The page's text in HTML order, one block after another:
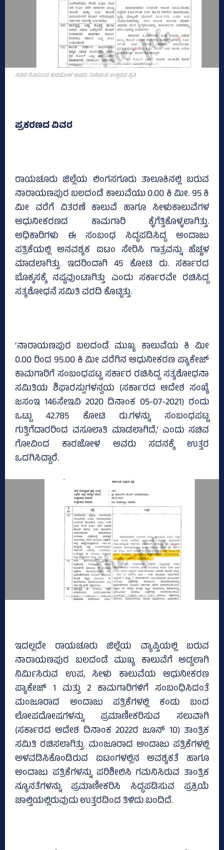
ಸಚಿವ ಗೋವಿಂದ ಕಾರಜೋಳ ಅವರು ನೀಡಿರುವ ಉತ್ತರದ ಪ್ರತಿ
ಪ್ರಕರಣದ ವಿವರ
ರಾಯಚೂರು ಜಿಲ್ಲೆಯ ಲಿಂಗಸಗೂರು ತಾಲೂಕಿನಲ್ಲಿ ಬರುವ
ನಾರಾಯಣಪುರ ಬಲದಂಡೆ ಕಾಲುವೆಯು 0.00 ಕಿ ಮೀ. 95 ಕಿ
ಮೀ ವರೆಗೆ ವಿತರಣೆ ಕಾಲುವೆ ಹಾಗೂ ಸೀಳುಕಾಲುವೆಗಳ
ಆಧುನೀಕರಣದ ಕಾಮಗಾರಿ ಕೈಗೆತ್ತಿಕೊಳ್ಳಲಾಗಿತ್ತು.
ಅಧಿಕಾರಿಗಳು ಈ ಸಂಬಂಧ ಸಿದ್ಧಪಡಿಸಿದ್ದ ಅಂದಾಜು
ಪತ್ರಿಕೆಯಲ್ಲಿ ಅನವಶ್ಯಕ ಐಟಂ ಸೇರಿಸಿ ಗಾತ್ರವನ್ನು ಹೆಚ್ಚಳ
ಮಾಡಲಾಗಿತ್ತು. ಇದರಿಂದಾಗಿ 45 ಕೋಟಿ ರು. ಸರ್ಕಾರದ
ಬೊಕ್ಕಸಕ್ಕೆ ನಷ್ಟವುಂಟಾಗಿತ್ತು ಎಂದು ಸರ್ಕಾರವೇ ರಚಿಸಿದ್ದ
ಸತ್ಯಶೋಧನೆ ಸಮಿತಿ ವರದಿ ಕೊಟ್ಟಿತ್ತು.
‘ನಾರಾಯಣಪುರ ಬಲದಂಡೆ ಮುಖ್ಯ ಕಾಲುವೆಯ ಕಿ ಮೀ
0.00 ರಿಂದ 95.00 ಕಿ ಮೀ ವರೆಗಿನ ಆಧುನೀಕರಣ ಪ್ಯಾಕೇಜ್‌
ಕಾಮಗಾರಿಗೆ ಸಂಬಂಧಪಟ್ಟ ಸರ್ಕಾರ ರಚಿಸಿದ್ದ ಸತ್ಯಶೋಧನಾ
ಸಮಿತಿಯ ಶಿಫಾರಸ್ಸುಗಳನ್ವಯ (ಸರ್ಕಾರದ ಆದೇಶ ಸಂಖ್ಯೆ
ಜಸಂಇ 146ಸೇಇವಿ 2020 ದಿನಾಂಕ 05-07-2021) ರಂದು
ಒಟ್ಟು 42.785 ಕೋಟಿ ರು.ಗಳನ್ನು ಸಂಬಂಧಪಟ್ಟ
ಗುತ್ತಿಗೆದಾರರಿಂದ ವಸೂಲಾತಿ ಮಾಡಲಾಗಿದೆ,’ ಎಂದು ಸಚಿವ
ಗೋವಿಂದ ಕಾರಜೋಳ ಅವರು ಸದನಕ್ಕೆ ಉತ್ತರ
ಒದಗಿಸಿದ್ದಾರೆ.
ಇದಲ್ಲದೇ ರಾಯಚೂರು ಜಿಲ್ಲೆಯ ವ್ಯಾಪ್ತಿಯಲ್ಲಿ ಬರುವ
ನಾರಾಯಣಪುರ ಬಲದಂಡೆ ಮುಖ್ಯ ಕಾಲುವೆಗೆ ಅಡ್ಡಲಾಗಿ
ನಿರ್ಮಿಸಿರುವ ಉಪ, ಸೀಳು ಕಾಲುವೆಯ ಆಧುನೀಕರಣ
ಪ್ಯಾಕೇಜ್‌ 1 ಮತ್ತು 2 ಕಾಮಗಾರಿಗಳಿಗೆ ಸಂಬಂಧಿಸಿದಂತೆ
ಮಂಜೂರಾದ ಅಂದಾಜು ಪತ್ರಿಕೆಗಳಲ್ಲಿ ಕಂಡು ಬಂದ
ಲೋಪದೋಷಗಳನ್ನು ಪ್ರಮಾಣೀಕರಿಸುವ ಸಲುವಾಗಿ
(ಸರ್ಕಾರದ ಆದೇಶ ದಿನಾಂಕ 2022ರ ಜೂನ್‌ 10) ತಾಂತ್ರಿಕ
ಸಮಿತಿ ರಚಿಸಲಾಗಿತ್ತು. ಮಂಜೂರಾದ ಅಂದಾಜು ಪತ್ರಿಕೆಗಳಲ್ಲಿ
ಅಳವಡಿಸಿಕೊಂಡಿರುವ ಐಟಂಗಳಲ್ಲಿನ ಅವಶ್ಯಕತೆ ಹಾಗೂ
ಅಂದಾಜು ಪತ್ರಿಕೆಗಳನ್ನು ಪರಿಶೀಲಿಸಿ ಗಮನಿಸಿರುವ ತಾಂತ್ರಿಕ
ನ್ಯೂನತೆಗಳನ್ನು ಪ್ರಮಾಣೀಕರಿಸಿ ಸಿದ್ಧಪಡಿಸುವ ಪ್ರಕ್ರಿಯೆ
ಚಾಲ್ತಿಯಲ್ಲಿರುವುದು ಉತ್ತರದಿಂದ ತಿಳಿದು ಬಂದಿದೆ.